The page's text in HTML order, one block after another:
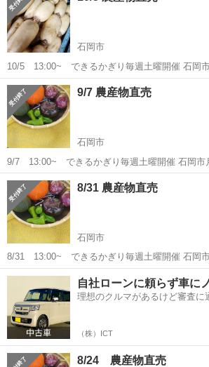
石岡市
10/5 13:00~ できるかぎり毎週土曜開催 石岡
地にて農産物直売を行います。 当日の朝に収穫した農産物を販売しま
す。 新鮮なお野菜を食卓に並べてみてはいかがでしょう
によ...
茨城 石岡市 その他 食堂
9/7 農産物直売
石岡市
9/7 13:00~ できるかぎり毎週土曜開催 石岡市
地にて農産物直売を行います。 当日の朝に収穫した農産物を販売しま
す。 新鮮なお野菜を食卓に並べてみてはいかがでしょう
によっ...
茨城 石岡市 その他 食堂
8/31 農産物直売
石岡市
8/31 13:00~ できるかぎり毎週土曜開催 石岡
地にて農産物直売を行います。 当日の朝に収穫した農産物を販売しま
す。 新鮮なお野菜を食卓に並べてみてはいかがでしょう
響に...
茨城 石岡市 その他 食堂
自社ローンに頼らず車に
理想のクルマがあるけど審査に
（株）ICT
8/24 農産物直売